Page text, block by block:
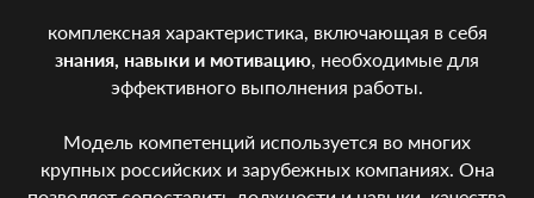
комплексная характеристика, включающая в себя
знания, навыки и мотивацию, необходимые для
эффективного выполнения работы.
Модель компетенций используется во многих
крупных российских и зарубежных компаниях. Она